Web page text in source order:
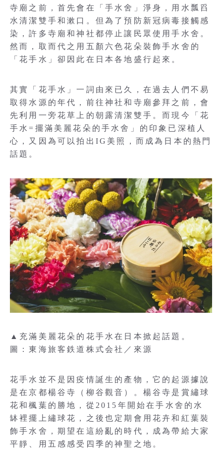
寺廟之前，首先會在「手水舍」淨身，用水瓢舀
水清潔雙手和漱口。但為了預防新冠病毒接觸感
染，許多寺廟和神社都停止讓民眾使用手水舍。
然而，取而代之用五顏六色花朵裝飾手水舍的
「花手水」卻因此在日本各地盛行起來。
其實「花手水」一詞由來已久，在過去人們不易
取得水源的年代，前往神社和寺廟參拜之前，會
先利用一旁花草上的朝露清潔雙手。而現今「花
手水=擺滿美麗花朵的手水舍」的印象已深植人
心，又因為可以拍出IG美照，而成為日本的熱門
話題。
▲充滿美麗花朵的花手水在日本掀起話題。
圖：東海旅客鉄道株式会社／來源
花手水並不是因疫情誕生的產物，它的起源據說
是在京都楊谷寺（柳谷觀音）。楊谷寺是賞繡球
花和楓葉的勝地，從2015年開始在手水舍的水
缽裡擺上繡球花，之後也定期會用花卉和紅葉裝
飾手水舍，期望在這紛亂的時代，成為帶給大家
平靜、用五感感受四季的神聖之地。